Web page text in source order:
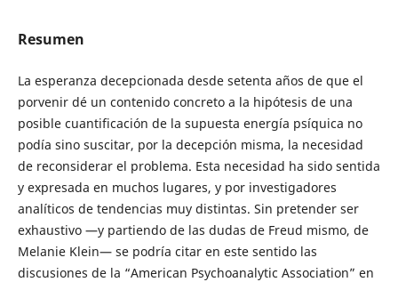
Resumen
La esperanza decepcionada desde setenta años de que el
porvenir dé un contenido concreto a la hipótesis de una
posible cuantificación de la supuesta energía psíquica no
podía sino suscitar, por la decepción misma, la necesidad
de reconsiderar el problema. Esta necesidad ha sido sentida
y expresada en muchos lugares, y por investigadores
analíticos de tendencias muy distintas. Sin pretender ser
exhaustivo —y partiendo de las dudas de Freud mismo, de
Melanie Klein— se podría citar en este sentido las
discusiones de la “American Psychoanalytic Association” en